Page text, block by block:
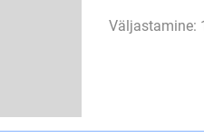
Väljastamine: